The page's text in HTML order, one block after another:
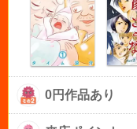
0円作品あり